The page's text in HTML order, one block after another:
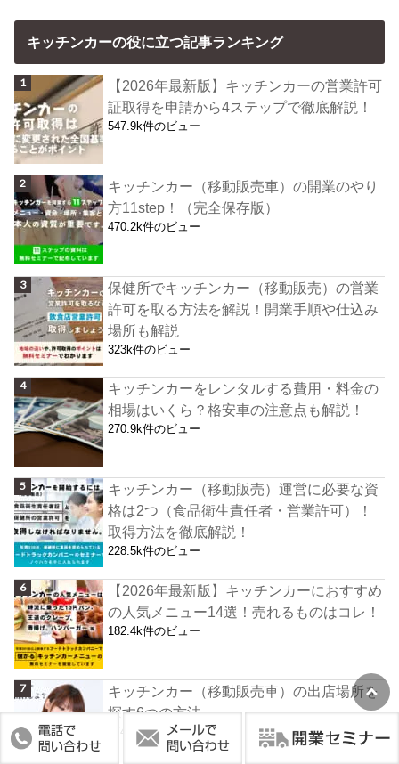
キッチンカーの役に立つ記事ランキング
【2026年最新版】キッチンカーの営業許可
証取得を申請から4ステップで徹底解説！
547.9k件のビュー
キッチンカー（移動販売車）の開業のやり
方11step！（完全保存版）
470.2k件のビュー
保健所でキッチンカー（移動販売）の営業
許可を取る方法を解説！開業手順や仕込み
場所も解説
323k件のビュー
キッチンカーをレンタルする費用・料金の
相場はいくら？格安車の注意点も解説！
270.9k件のビュー
キッチンカー（移動販売）運営に必要な資
格は2つ（食品衛生責任者・営業許可）！
取得方法を徹底解説！
228.5k件のビュー
【2026年最新版】キッチンカーにおすすめ
の人気メニュー14選！売れるものはコレ！
182.4k件のビュー
キッチンカー（移動販売車）の出店場所を
探す6つの方法
174.9k件のビュー